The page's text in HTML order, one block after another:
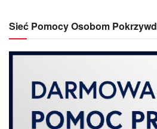
Sieć Pomocy Osobom